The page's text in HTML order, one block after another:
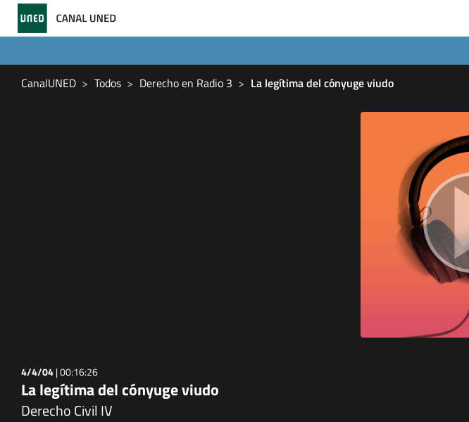
CanalUNED Todos Derecho en Radio 3 La legítima del cónyuge viudo
4/4/04|00:16:26
La legítima del cónyuge viudo
Derecho Civil IV